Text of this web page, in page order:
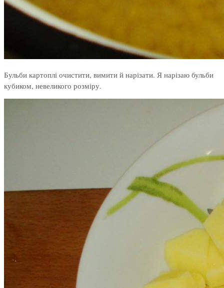
Бульби картоплі очистити, вимити й нарізати. Я нарізаю бульби
кубиком, невеликого розміру.